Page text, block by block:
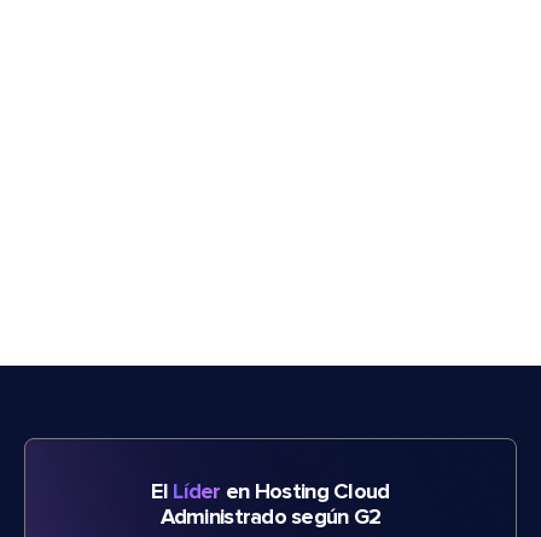
El Líder en Hosting Cloud
Administrado según G2